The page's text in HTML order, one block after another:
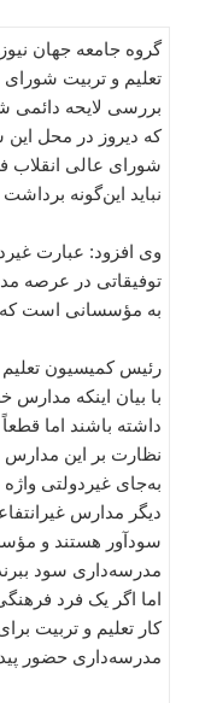
گروه جامعه جهان
تعلیم و تربیت
بررسی لایحه
که دیروز در محل این
شورای عالی انقلاب
نباید این‌گونه
وی افزود: عبارت
توفیقاتی در عرصه
به مؤسسانی است که
رئیس کمیسیون
با بیان اینکه
داشته باشند اما
نظارت بر این مدارس
به‌جای غیردولتی
دیگر مدارس
سودآور هستند و
مدرسه‌داری سود
اما اگر یک فرد
کار تعلیم و تربیت
مدرسه‌داری حضور